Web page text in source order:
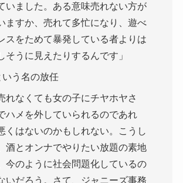
いました。ある意味売れない方が
ますか、売れて多忙になり、遊べ
スをためて暴発している者よりは
そうに見えたりするんです」
う名の放任
れなくても女の子にチヤホヤさ
ハメを外していられるのであれ
くはないのかもしれない。こうし
酒とオンナでやりたい放題の素地
今のように社会問題化しているの
いだろう。さて、ジャニーズ事務